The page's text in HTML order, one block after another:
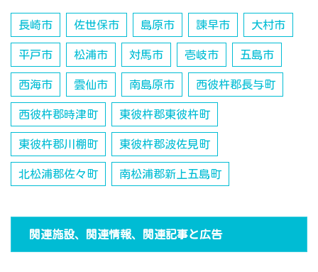
長崎市 佐世保市 島原市 諫早市 大村市
平戸市 松浦市 対馬市 壱岐市 五島市
西海市 雲仙市 南島原市 西彼杵郡長与町
西彼杵郡時津町 東彼杵郡東彼杵町
東彼杵郡川棚町 東彼杵郡波佐見町
北松浦郡佐々町 南松浦郡新上五島町
関連施設、関連情報、関連記事と広告